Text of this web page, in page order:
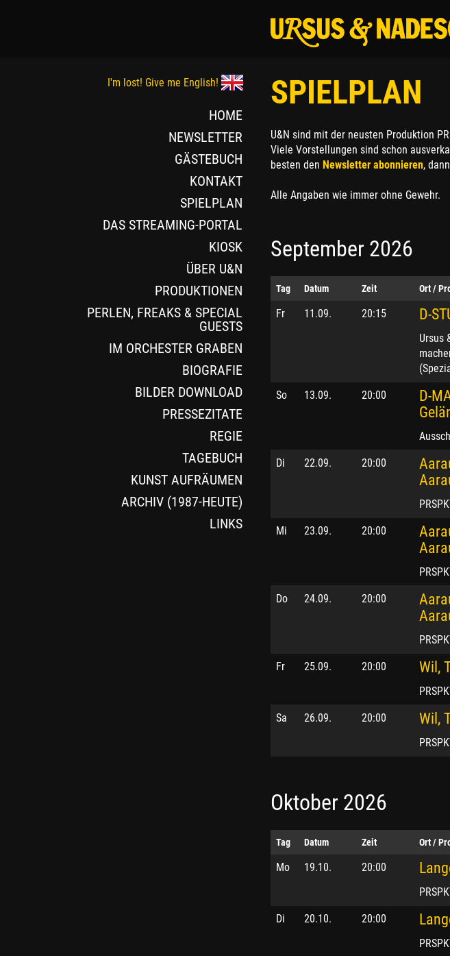
I'm lost! Give me English!
HOME
NEWSLETTER
GÄSTEBUCH
KONTAKT
SPIELPLAN
DAS STREAMING-PORTAL
KIOSK
ÜBER U&N
PRODUKTIONEN
PERLEN, FREAKS & SPECIAL
GUESTS
IM ORCHESTER GRABEN
BIOGRAFIE
BILDER DOWNLOAD
PRESSEZITATE
REGIE
TAGEBUCH
KUNST AUFRÄUMEN
ARCHIV (1987-HEUTE)
LINKS
SPIELPLAN
U&N sind mit der neusten Produktion
Viele Vorstellungen sind schon
besten den Newsletter abonnieren,
Alle Angaben wie immer ohne Gewehr.
September 2026
Tag Datum Zeit Ort /
Fr 11.09. 20:15 D-
Ursus
So 13.09. 20:00
D-
Di 22.09. 20:00
Mi 23.09. 20:00
Do 24.09. 20:00
Fr 25.09. 20:00 Wil,
Sa 26.09. 20:00 Wil,
Oktober 2026
Tag Datum Zeit Ort /
Mo 19.10. 20:00
Di 20.10. 20:00